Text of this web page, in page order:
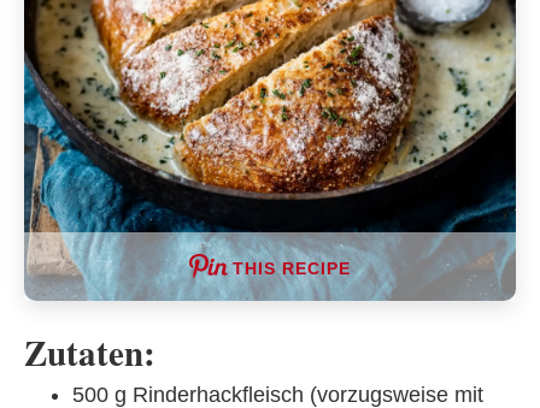
THIS RECIPE
Zutaten:
500 g Rinderhackfleisch (vorzugsweise mit